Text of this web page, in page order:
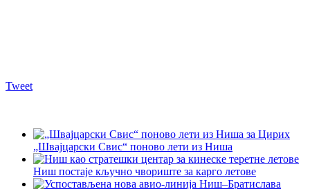
Tweet
„Швајцарски Свис“ поново лети из Ниша
Ниш постаје кључно чвориште за карго летове